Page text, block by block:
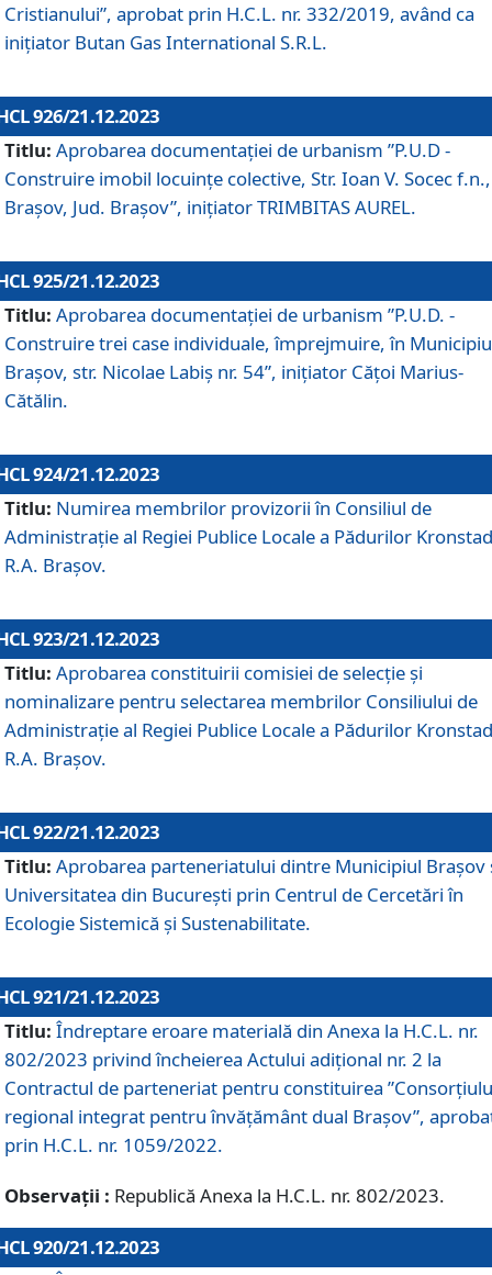
Cristianului”, aprobat prin H.C.L. nr. 332/2019, având ca
inițiator Butan Gas International S.R.L.
926/21.12.2023
Titlu: Aprobarea documentaţiei de urbanism ”P.U.D -
Construire imobil locuințe colective, Str. Ioan V. Socec f.n.,
Brașov, Jud. Brașov”, inițiator TRIMBITAS AUREL.
925/21.12.2023
Titlu: Aprobarea documentaţiei de urbanism ”P.U.D. -
Construire trei case individuale, împrejmuire, în
Brașov, str. Nicolae Labiș nr. 54”, inițiator Cățoi Marius-
Cătălin.
924/21.12.2023
Titlu: Numirea membrilor provizorii în Consiliul de
Administraţie al Regiei Publice Locale a Pădurilor
R.A. Brașov.
923/21.12.2023
Titlu: Aprobarea constituirii comisiei de selecție și
nominalizare pentru selectarea membrilor Consiliului de
Administrație al Regiei Publice Locale a Pădurilor
R.A. Brașov.
922/21.12.2023
Titlu: Aprobarea parteneriatului dintre Municipiul Brașov
Universitatea din București prin Centrul de Cercetări în
Ecologie Sistemică și Sustenabilitate.
921/21.12.2023
Titlu: Îndreptare eroare materială din Anexa la H.C.L. nr.
802/2023 privind încheierea Actului adițional nr. 2 la
Contractul de parteneriat pentru constituirea
regional integrat pentru învățământ dual Brașov”,
prin H.C.L. nr. 1059/2022.
Observații : Republică Anexa la H.C.L. nr. 802/2023.
920/21.12.2023